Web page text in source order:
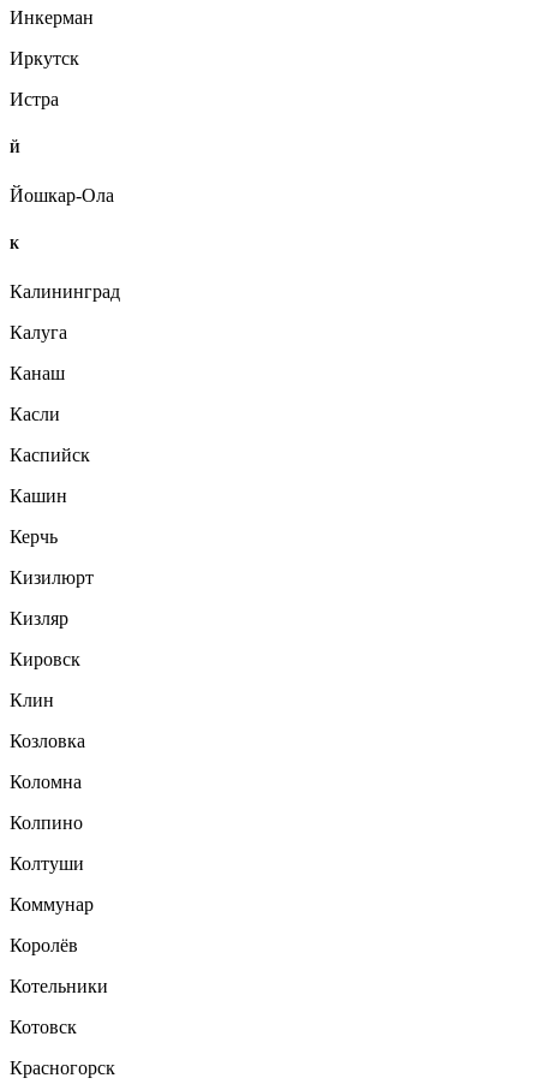
Инкерман
Иркутск
Истра
Й
Йошкар-Ола
К
Калининград
Калуга
Канаш
Касли
Каспийск
Кашин
Керчь
Кизилюрт
Кизляр
Кировск
Клин
Козловка
Коломна
Колпино
Колтуши
Коммунар
Королёв
Котельники
Котовск
Красногорск